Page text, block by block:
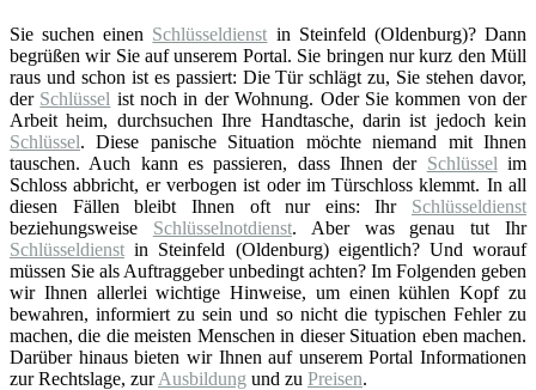
Sie suchen einen Schlüsseldienst in Steinfeld (Oldenburg)? Dann
begrüßen wir Sie auf unserem Portal. Sie bringen nur kurz den Müll
raus und schon ist es passiert: Die Tür schlägt zu, Sie stehen davor,
der Schlüssel ist noch in der Wohnung. Oder Sie kommen von der
Arbeit heim, durchsuchen Ihre Handtasche, darin ist jedoch kein
Schlüssel. Diese panische Situation möchte niemand mit Ihnen
tauschen. Auch kann es passieren, dass Ihnen der Schlüssel im
Schloss abbricht, er verbogen ist oder im Türschloss klemmt. In all
diesen Fällen bleibt Ihnen oft nur eins: Ihr Schlüsseldienst
beziehungsweise Schlüsselnotdienst. Aber was genau tut Ihr
Schlüsseldienst in Steinfeld (Oldenburg) eigentlich? Und worauf
müssen Sie als Auftraggeber unbedingt achten? Im Folgenden geben
wir Ihnen allerlei wichtige Hinweise, um einen kühlen Kopf zu
bewahren, informiert zu sein und so nicht die typischen Fehler zu
machen, die die meisten Menschen in dieser Situation eben machen.
Darüber hinaus bieten wir Ihnen auf unserem Portal Informationen
zur Rechtslage, zurAusbildung und zu Preisen.